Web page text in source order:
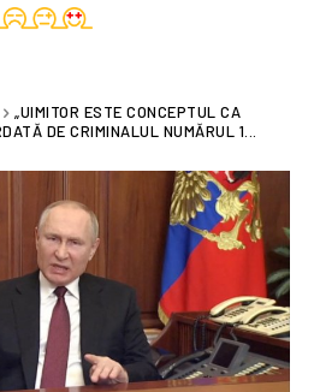
„UIMITOR ESTE CONCEPTUL CA
DE CRIMINALUL NUMĂRUL 1...